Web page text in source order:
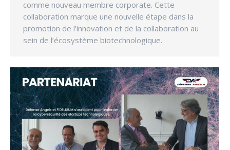
comme nouveau membre corporate. Cette
collaboration marque une nouvelle étape dans la
promotion de l’innovation et de la collaboration au
sein de l’écosystème biotechnologique.